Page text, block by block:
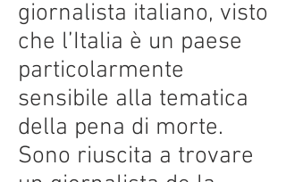
giornalista italiano, visto
che l’Italia è un paese
particolarmente
sensibile alla tematica
della pena di morte.
Sono riuscita a trovare